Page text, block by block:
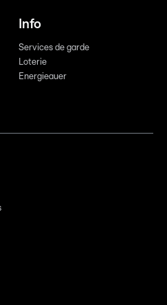
Info
Services de garde
Loterie
Energieauer